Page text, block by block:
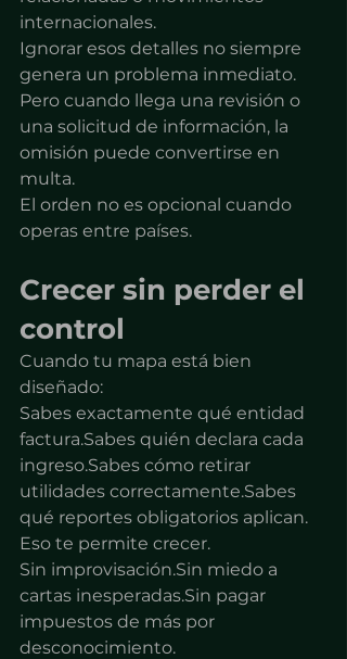
internacionales.
Ignorar esos detalles no siempre
genera un problema inmediato.
Pero cuando llega una revisión o
una solicitud de información, la
omisión puede convertirse en
multa.
El orden no es opcional cuando
operas entre países.
Crecer sin perder el
control
Cuando tu mapa está bien
diseñado:
Sabes exactamente qué entidad
factura.Sabes quién declara cada
ingreso.Sabes cómo retirar
utilidades correctamente.Sabes
qué reportes obligatorios aplican.
Eso te permite crecer.
Sin improvisación.Sin miedo a
cartas inesperadas.Sin pagar
impuestos de más por
desconocimiento.